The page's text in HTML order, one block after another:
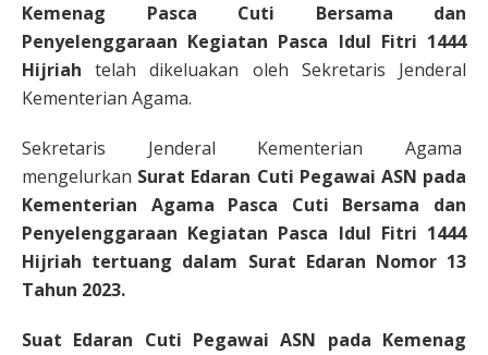
Kemenag Pasca Cuti Bersama dan
Penyelenggaraan Kegiatan Pasca Idul Fitri 1444
Hijriahtelah dikeluakan oleh Sekretaris Jenderal
Kementerian Agama.
Sekretaris Jenderal Kementerian Agama
mengelurkan Surat Edaran Cuti Pegawai ASN pada
Kementerian Agama Pasca Cuti Bersama dan
Penyelenggaraan Kegiatan Pasca Idul Fitri 1444
Hijriah tertuang dalam Surat Edaran Nomor 13
Tahun 2023.
Suat Edaran Cuti Pegawai ASN pada Kemenag